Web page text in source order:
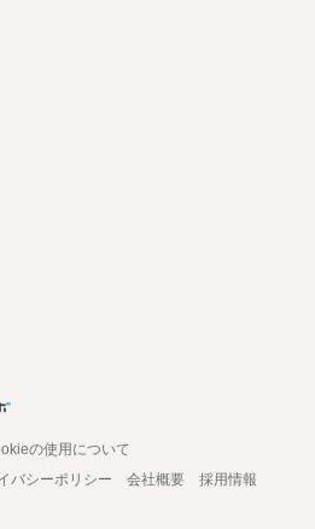
の使用について
バシーポリシー 会社概要
採用情報